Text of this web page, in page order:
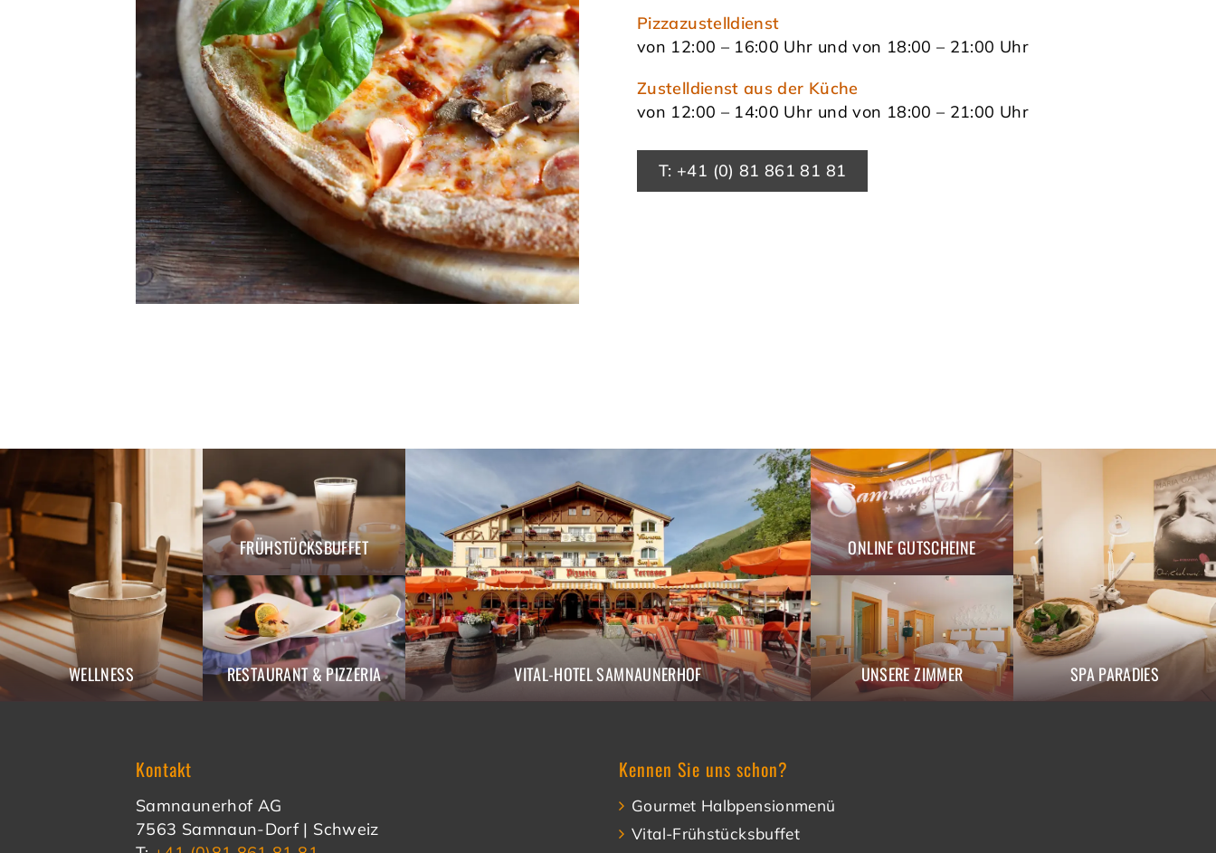
Pizzazustelldienst
von 12:00 – 16:00 Uhr und von 18:00 – 21:00 Uhr
Zustelldienst aus der Küche
von 12:00 – 14:00 Uhr und von 18:00 – 21:00 Uhr
T: +41 (0) 81 861 81 81
WELLNESS
FRÜHSTÜCKSBUFFET
RESTAURANT & PIZZERIA VITAL-HOTEL SAMNAUNERHOF
ONLINE GUTSCHEINE
UNSERE ZIMMER SPA PARADIES
Kontakt
Samnaunerhof AG
7563 Samnaun-Dorf | Schweiz
Kennen Sie uns schon?
Gourmet Halbpensionmenü
Vital-Frühstücksbuffet